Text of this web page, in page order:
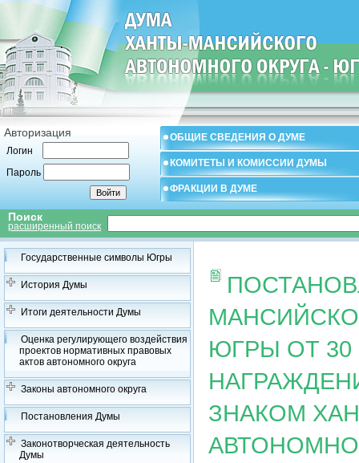
Авторизация
Логин
Пароль
ОБЩИЕ СВЕДЕНИЯ О ДУМЕ
КОМИТЕТЫ И КОМИССИИ ДУМЫ
ФРАКЦИИ В ДУМЕ
Поиск
расширенный поиск
Государственные символы Югры
История Думы
Итоги деятельности Думы
Оценка регулирующего воздействия
проектов нормативных правовых
актов автономного округа
Законы автономного округа
Постановления Думы
Законотворческая деятельность
Думы
ЮГРЫ ОТ 30
ЗНАКОМ